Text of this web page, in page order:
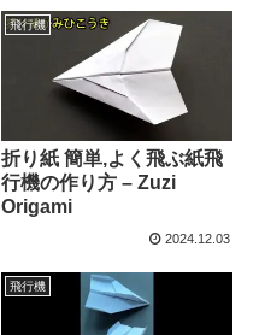
飛行機
折り紙 簡単,よく飛ぶ紙飛
行機の作り方 – Zuzi
Origami
2024.12.03
飛行機